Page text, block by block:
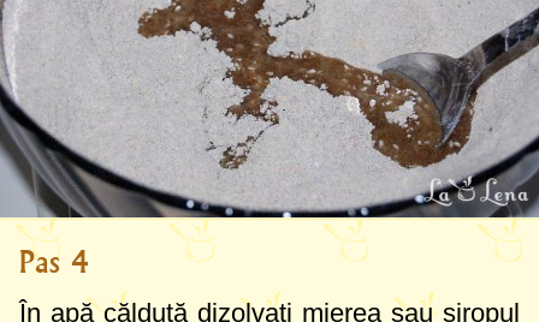
Pas 4
În apă călduță dizolvați mierea sau siropul